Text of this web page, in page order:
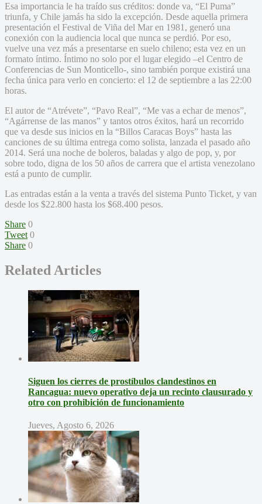
Esa importancia le ha traído sus créditos: donde va, “El Puma”
triunfa, y Chile jamás ha sido la excepción. Desde aquella primera
presentación el Festival de Viña del Mar en 1981, generó una
conexión con la audiencia local que nunca se perdió. Por eso,
vuelve una vez más a presentarse en suelo chileno; esta vez en un
formato íntimo. Íntimo no solo por el lugar elegido –el Centro de
Conferencias de Sun Monticello-, sino también porque existirá una
fecha única para verlo en concierto: el 12 de septiembre a las 22:00
horas.
El autor de “Atrévete”, “Pavo Real”, “Me vas a echar de menos”,
“Agárrense de las manos” y tantos otros éxitos, hará un recorrido
que va desde sus inicios en la “Billos Caracas Boys” hasta las
canciones de su última entrega como solista, lanzada el pasado año
2014. Será una noche de boleros, baladas y algo de pop, y, por
sobre todo, digna de los 50 años de carrera que el artista venezolano
está a punto de cumplir.
Las entradas están a la venta a través del sistema Punto Ticket, y van
desde los $22.800 hasta los $68.400 pesos.
Share 0
Tweet 0
Share 0
Related Articles
Siguen los cierres de prostíbulos clandestinos en
Rancagua: nuevo operativo deja un recinto clausurado y
otro con prohibición de funcionamiento
Jueves, Agosto 6, 2026